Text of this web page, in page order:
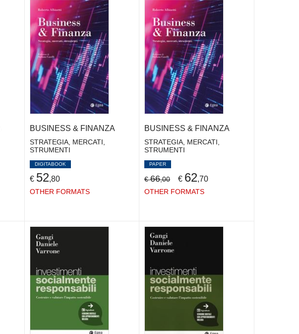
BUSINESS & FINANZA
STRATEGIA, MERCATI,
STRUMENTI
DIGITABOOK
€ 52,80
OTHER FORMATS
BUSINESS & FINANZA
STRATEGIA, MERCATI,
STRUMENTI
PAPER
€66,00 € 62,70
OTHER FORMATS